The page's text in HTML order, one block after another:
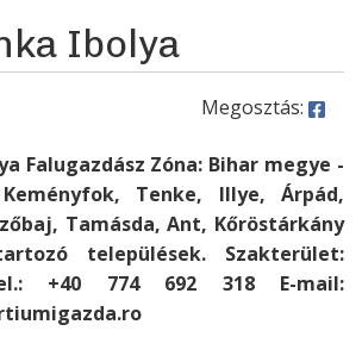
Ibolya
Megosztás:
Falugazdász Zóna: Bihar megye -
Tenke, Illye, Árpád,
Tamásda, Ant, Kőröstárkány
települések. Szakterület:
+40 774 692 318 E-mail: